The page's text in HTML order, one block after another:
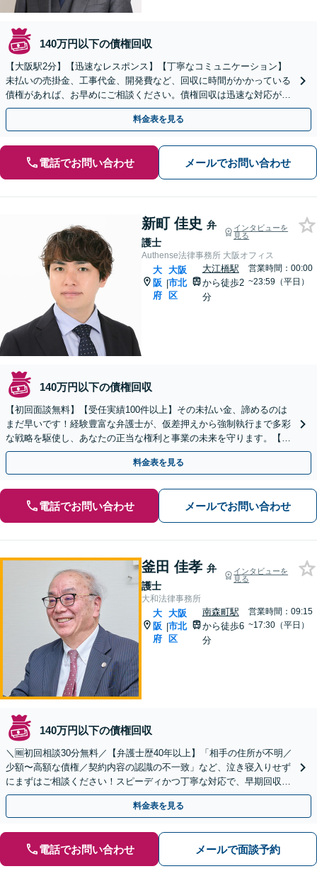
140万円以下の債権回収
【大阪駅2分】【迅速なレスポンス】【丁寧なコミュニケーション】
未払いの売掛金、工事代金、開発費など、回収に時間がかかっている
債権があれば、お早めにご相談ください。債権回収は迅速な対応が求
められるので、スピーディーに対応いたします。
料金表を見る
電話でお問い合わせ メールでお問い合わせ
新町 佳史 弁
護士
インタビューを
見る
Authense法律事務所 大阪オフィス
大
阪
府
|
大阪
市北
区
大江橋駅
から徒歩2
分
営業時間：00:00
~23:59（平日）
140万円以下の債権回収
【初回面談無料】【受任実績100件以上】その未払い金、諦めるのは
まだ早いです！経験豊富な弁護士が、仮差押えから強制執行まで多彩
な戦略を駆使し、あなたの正当な権利と事業の未来を守ります。【淀
屋橋駅徒歩5分】
料金表を見る
電話でお問い合わせ メールでお問い合わせ
釜田 佳孝 弁
護士
インタビューを
見る
大和法律事務所
大
阪
府
|
大阪
市北
区
南森町駅
から徒歩6
分
営業時間：09:15
~17:30（平日）
140万円以下の債権回収
＼🆓初回相談30分無料／【弁護士歴40年以上】「相手の住所が不明／
少額〜高額な債権／契約内容の認識の不一致」など、泣き寝入りせず
にまずはご相談ください！スピーディかつ丁寧な対応で、早期回収を
目指します【セミナー・著書多数】【南森町駅6分】
料金表を見る
電話でお問い合わせ メールで面談予約